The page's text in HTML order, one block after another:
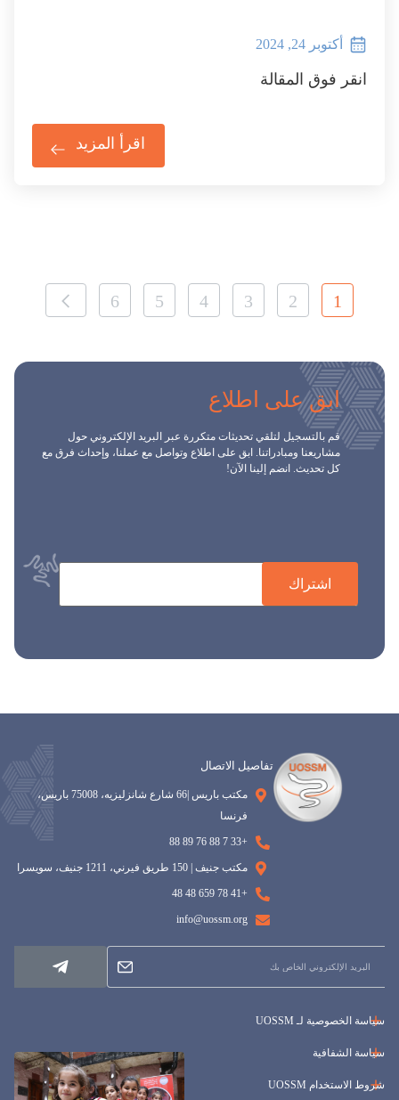
أكتوبر 24, 2024
انقر فوق المقالة
اقرأ المزيد
1
2
3
4
5
6
ابق على اطلاع
قم بالتسجيل لتلقي تحديثات متكررة عبر البريد الإلكتروني حول
مشاريعنا ومبادراتنا. ابق على اطلاع وتواصل مع عملنا، وإحداث فرق مع
كل تحديث. انضم إلينا الآن!
اشتراك
تفاصيل الاتصال
مكتب باريس |66 شارع شانزليزيه، 75008 باريس،
فرنسا
+33 7 88 76 89 88
مكتب جنيف | 150 طريق فيرني، 1211 جنيف، سويسرا
+41 78 659 48 48
info@uossm.org
سياسة الخصوصية لـ UOSSM
سياسة الشفافية
شروط الاستخدام UOSSM